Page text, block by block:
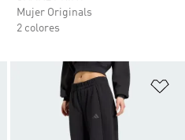
Mujer Originals
2 colores
Añadir a la lista de deseos